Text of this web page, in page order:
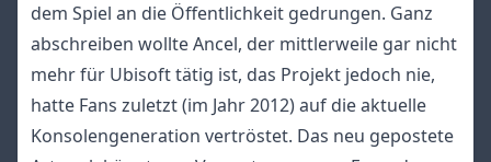
dem Spiel an die Öffentlichkeit gedrungen. Ganz
abschreiben wollte Ancel, der mittlerweile gar nicht
mehr für Ubisoft tätig ist, das Projekt jedoch nie,
hatte Fans zuletzt (im Jahr 2012) auf die aktuelle
Konsolengeneration vertröstet. Das neu gepostete